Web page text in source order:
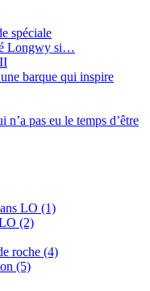
spéciale
Longwy si…
barque qui inspire
n’a pas eu le temps d’être
LO (1)
(2)
roche (4)
(5)